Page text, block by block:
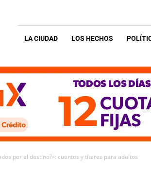
LA CIUDAD LOS HECHOS
por el destino?»: cuentos y títeres para adultos